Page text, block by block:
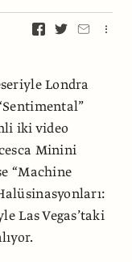
Londra
iki video
Minini
“Machine
Las Vegas’taki